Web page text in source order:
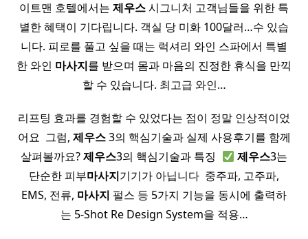
이트맨 호텔에서는 제우스시그니처 고객님들을 위한 특
별한 혜택이 기다립니다. 객실 당 미화 100달러…수 있습
니다. 피로를 풀고 싶을 때는 럭셔리 와인 스파에서 특별
한 와인 마사지를 받으며 몸과 마음의 진정한 휴식을 만끽
할 수 있습니다. 최고급 와인…
리프팅 효과를 경험할 수 있었다는 점이 정말 인상적이었
어요 ​ 그럼, 제우스3의 핵심기술과 실제 사용후기를 함께
살펴볼까요?제우스3의 핵심기술과 특징 ​ 제우스3는
단순한 피부마사지기기가 아닙니다 ​ 중주파, 고주파,
EMS, 전류, 마사지 펄스 등 5가지 기능을 동시에 출력하
는 5-Shot Re Design System을 적용…